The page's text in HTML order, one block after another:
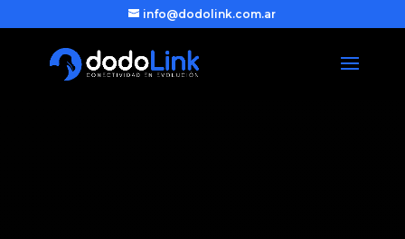
info@dodolink.com.ar